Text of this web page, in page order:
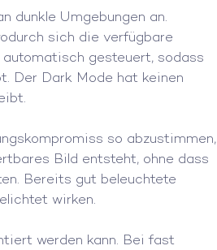
dunkle Umgebungen an.
sich die verfügbare
gesteuert, sodass
Der Dark Mode hat keinen
so abzustimmen,
Bild entsteht, ohne dass
Bereits gut beleuchtete
wirken.
werden kann. Bei fast